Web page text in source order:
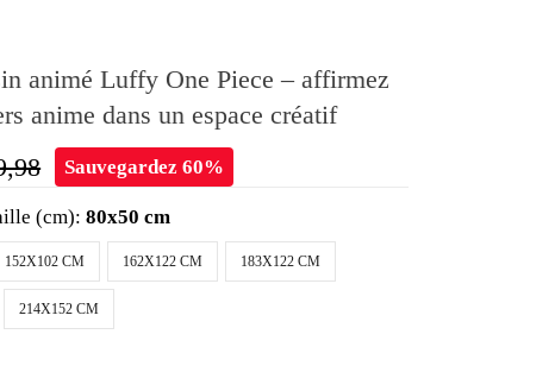
animé Luffy One Piece – affirmez
anime dans un espace créatif
Sauvegardez 60%
(cm):80x50 cm
152X102 CM 162X122 CM 183X122 CM
214X152 CM